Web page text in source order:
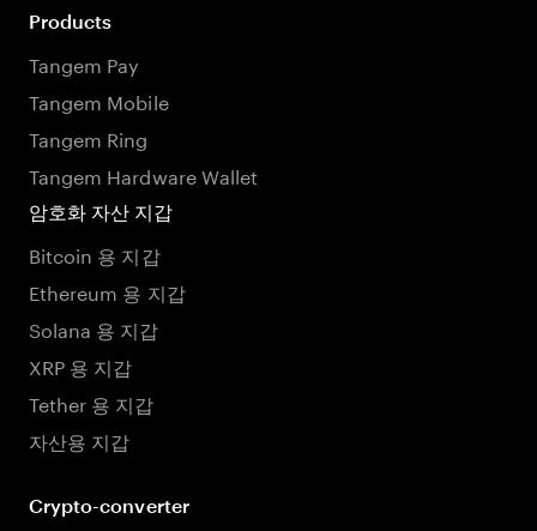
Products
Tangem Pay
Tangem Mobile
Tangem Ring
Tangem Hardware Wallet
암호화 자산 지갑
Bitcoin 용 지갑
Ethereum 용 지갑
Solana 용 지갑
XRP 용 지갑
Tether 용 지갑
자산용 지갑
Crypto-converter